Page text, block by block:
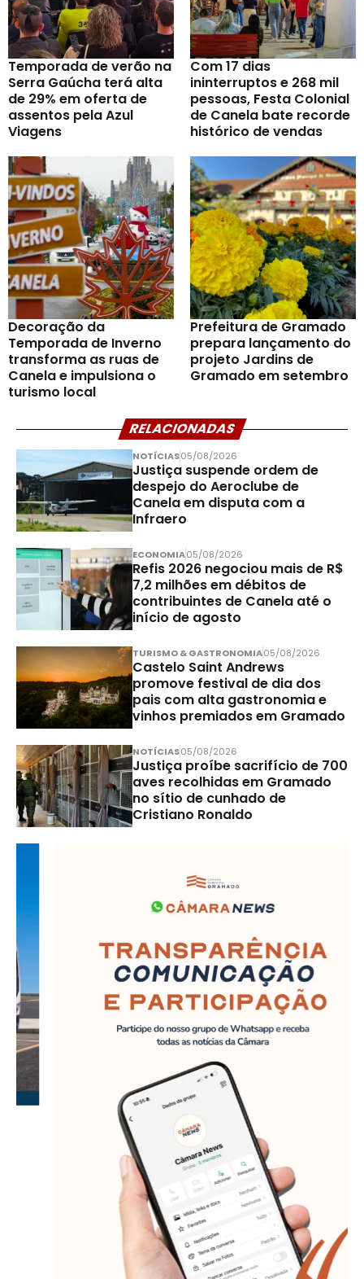
Temporada de verão na
Serra Gaúcha terá alta
de 29% em oferta de
assentos pela Azul
Viagens
Com 17 dias
ininterruptos e 268 mil
pessoas, Festa Colonial
de Canela bate recorde
histórico de vendas
Decoração da
Temporada de Inverno
transforma as ruas de
Canela e impulsiona o
turismo local
Prefeitura de Gramado
prepara lançamento do
projeto Jardins de
Gramado em setembro
RELACIONADAS
NOTÍCIAS05/08/2026
Justiça suspende ordem de
despejo do Aeroclube de
Canela em disputa com a
Infraero
ECONOMIA05/08/2026
Refis 2026 negociou mais de R$
7,2 milhões em débitos de
contribuintes de Canela até o
início de agosto
TURISMO & GASTRONOMIA05/08/2026
Castelo Saint Andrews
promove festival de dia dos
pais com alta gastronomia e
vinhos premiados em Gramado
NOTÍCIAS05/08/2026
Justiça proíbe sacrifício de 700
aves recolhidas em Gramado
no sítio de cunhado de
Cristiano Ronaldo